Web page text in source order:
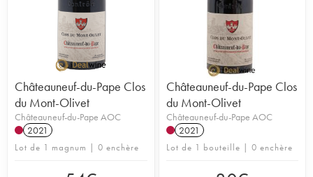
Châteauneuf-du-Pape Clos
du Mont-Olivet
Châteauneuf-du-Pape AOC
2021
Lot de 1 magnum | 0 enchère
Châteauneuf-du-Pape Clos
du Mont-Olivet
Châteauneuf-du-Pape AOC
2021
Lot de 1 bouteille | 0 enchère